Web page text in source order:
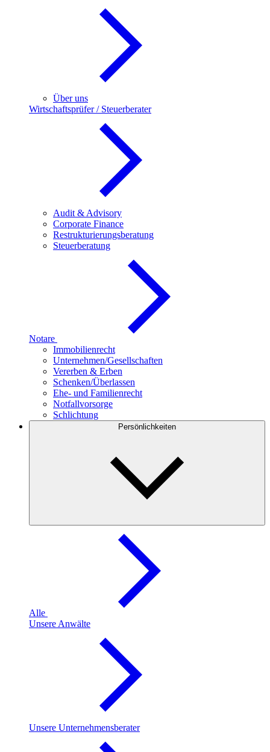
Über uns
Wirtschaftsprüfer / Steuerberater
Audit & Advisory
Corporate Finance
Restrukturierungsberatung
Steuerberatung
Notare
Immobilienrecht
Unternehmen/Gesellschaften
Vererben & Erben
Schenken/Überlassen
Ehe- und Familienrecht
Notfallvorsorge
Schlichtung
Persönlichkeiten
Alle
Unsere Anwälte
Unsere Unternehmensberater